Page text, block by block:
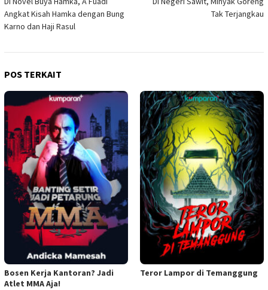
pos
Angkat Kisah Hamka dengan Bung
Karno dan Haji Rasul
Tak Terjangkau
POS TERKAIT
Bosen Kerja Kantoran? Jadi
Atlet MMA Aja!
Teror Lampor di Temanggung